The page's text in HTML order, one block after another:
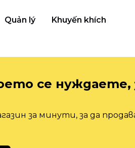
Quản lý Khuyến khích
се нуждаете,
за минути, за да